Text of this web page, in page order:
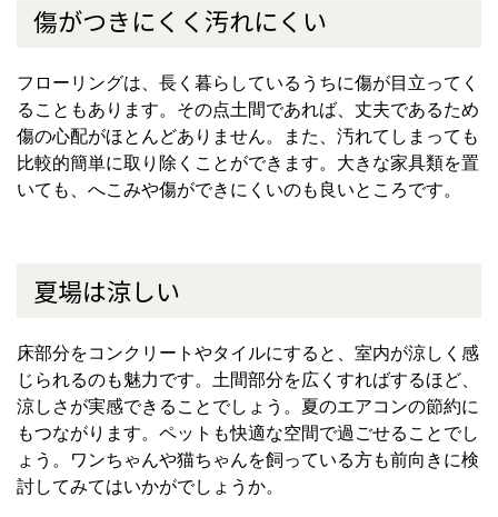
傷がつきにくく汚れにくい
フローリングは、長く暮らしているうちに傷が目立ってく
ることもあります。その点土間であれば、丈夫であるため
傷の心配がほとんどありません。また、汚れてしまっても
比較的簡単に取り除くことができます。大きな家具類を置
いても、へこみや傷ができにくいのも良いところです。
夏場は涼しい
床部分をコンクリートやタイルにすると、室内が涼しく感
じられるのも魅力です。土間部分を広くすればするほど、
涼しさが実感できることでしょう。夏のエアコンの節約に
もつながります。ペットも快適な空間で過ごせることでし
ょう。ワンちゃんや猫ちゃんを飼っている方も前向きに検
討してみてはいかがでしょうか。